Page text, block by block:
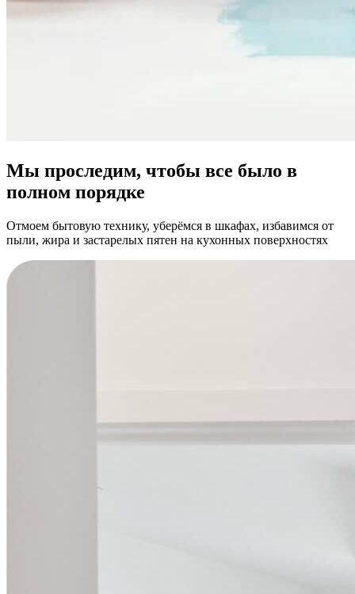
Мы проследим, чтобы все было в
полном порядке
Отмоем бытовую технику, уберёмся в шкафах, избавимся от
пыли, жира и застарелых пятен на кухонных поверхностях